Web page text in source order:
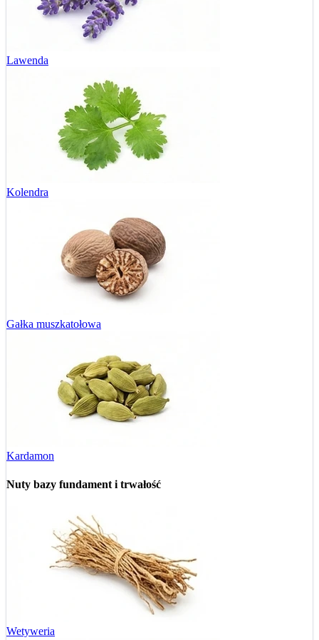
Lawenda
Kolendra
Gałka muszkatołowa
Kardamon
Nuty bazy fundament i trwałość
Wetyweria